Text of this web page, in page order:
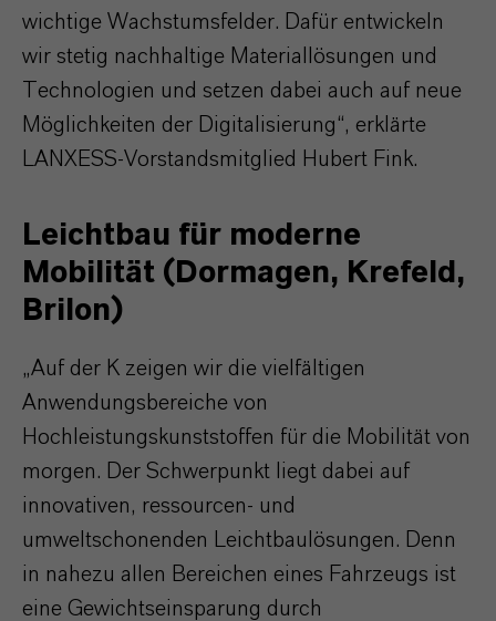
wichtige Wachstumsfelder. Dafür entwickeln
wir stetig nachhaltige Materiallösungen und
Technologien und setzen dabei auch auf neue
Möglichkeiten der Digitalisierung“, erklärte
LANXESS-Vorstandsmitglied Hubert Fink.
Leichtbau für moderne
Mobilität (Dormagen, Krefeld,
Brilon)
„Auf der K zeigen wir die vielfältigen
Anwendungsbereiche von
Hochleistungskunststoffen für die Mobilität von
morgen. Der Schwerpunkt liegt dabei auf
innovativen, ressourcen- und
umweltschonenden Leichtbaulösungen. Denn
in nahezu allen Bereichen eines Fahrzeugs ist
eine Gewichtseinsparung durch